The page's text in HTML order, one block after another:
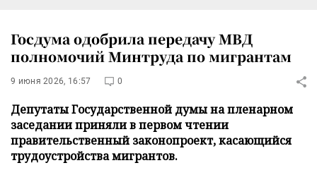
Госдума одобрила передачу МВД
полномочий Минтруда по мигрантам
9 июня 2026, 16:57 0
Депутаты Государственной думы на пленарном
заседании приняли в первом чтении
правительственный законопроект, касающийся
трудоустройства мигрантов.